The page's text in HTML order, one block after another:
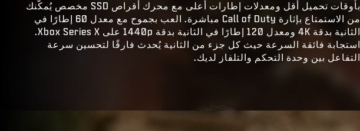
بأوقات تحميل أقل ومعدلات إطارات أعلى مع محرك أقراص SSD مخصص يُمكّنك
من الاستمتاع بإثارة Call of Duty مباشرة. العب بجموح مع معدل 60 إطارًا في
الثانية بدقة 4K ومعدل 120 إطارًا في الثانية بدقة 1440p على Xbox Series X.
استجابة فائقة السرعة حيث كل جزء من الثانية يُحدث فارقًا لتحسين سرعة
التفاعل بين وحدة التحكم والتلفاز لديك.